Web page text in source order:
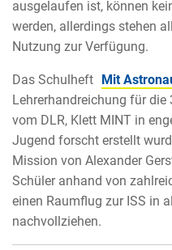
ausgelaufen ist, können
werden, allerdings stehen
Nutzung zur Verfügung.
Das Schulheft Mit
Lehrerhandreichung für die
vom DLR, Klett MINT in
Jugend forscht erstellt
Mission von Alexander
Schüler anhand von
einen Raumflug zur ISS in
nachvollziehen.